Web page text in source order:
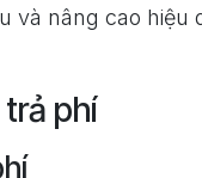
và nâng cao hiệu
phí